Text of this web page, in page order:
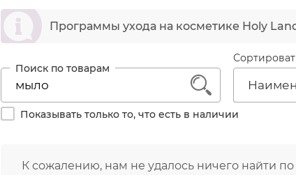
случаях, когда этого требует состояние кожи
Назначение линии
Очищение, дезинфекция и усиление
Удаление ороговевших клеток эпидермиса,
Регулирование деятельности сальных желез
Стягивание пор и поглощение отделяемого
Заживление и подсушивание воспалительных
Предотвращение обезвоживания и
ဆ Программы ухода на косметике Holy
1
Показывать только то, что есть в наличии
К сожалению, нам не удалось ничего найти